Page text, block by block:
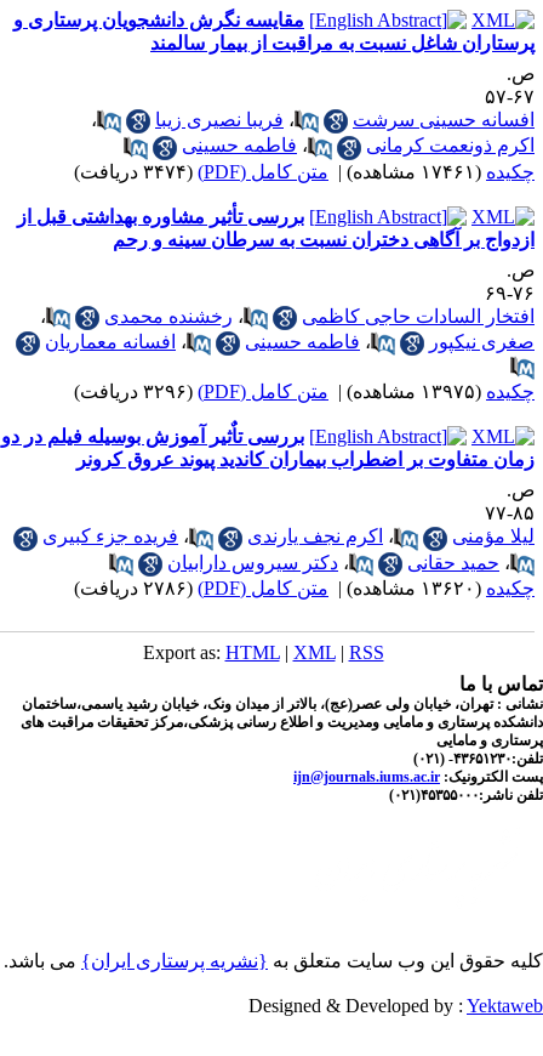
مقایسه نگرش دانشجویان پرستاری و
شاغل نسبت به مراقبت از بیمار سالمند
۵۷
حسینی سرشت
،فریبا نصیری زیبا
،
ذونعمت کرمانی
،فاطمه حسینی
(۱۷۴۶۱ مشاهده) | متن کامل (PDF) (۳۴۷۴ دریافت)
بررسی تأثیر مشاوره بهداشتی قبل از
بر آگاهی دختران نسبت به سرطان سینه و رحم
۶۹
السادات حاجی کاظمی
،رخشنده محمدی
،
نیکپور
،فاطمه حسینی ،افسانه معماریان
(۱۳۹۷۵ مشاهده) | متن کامل (PDF) (۳۲۹۶ دریافت)
بررسی تاٌثیر آموزش بوسیله فیلم در دو
متفاوت بر اضطراب بیماران کاندید پیوند عروق کرونر
۷۷
مؤمنی
،اکرم نجف یارندی ،فریده جزء کبیری
،حمید حقانی ،دکتر سیروس دارابیان
(۱۳۶۲۰ مشاهده) | متن کامل (PDF) (۲۷۸۶ دریافت)
Export as:HTML |XML|RSS
با ما
: تهران، خیابان ولی عصر(عج)، بالاتر از میدان ونک، خیابان رشید یاسمی،ساختمان
پرستاری و مامایی ومدیریت و اطلاع رسانی پزشکی،مرکز تحقیقات مراقبت های
و مامایی
(۰۲۱)
الکترونیک:ijn@journals.iums.ac.ir
حقوق این وب سایت متعلق به{نشریه پرستاری ایران}می باشد.
Designed & Developed by :